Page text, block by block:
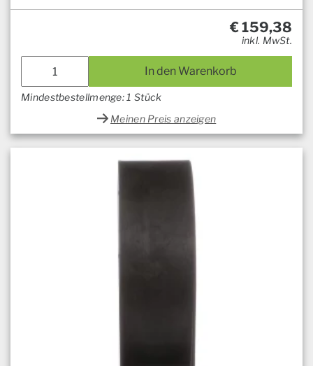
€159,38
inkl. MwSt.
In den Warenkorb
Mindestbestellmenge: 1 Stück
Meinen Preis anzeigen